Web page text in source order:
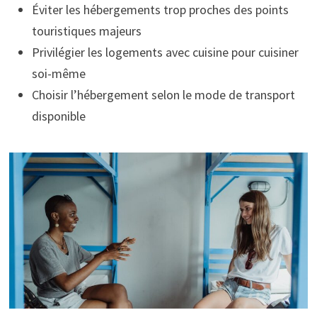
Éviter les hébergements trop proches des points
touristiques majeurs
Privilégier les logements avec cuisine pour cuisiner
soi-même
Choisir l’hébergement selon le mode de transport
disponible